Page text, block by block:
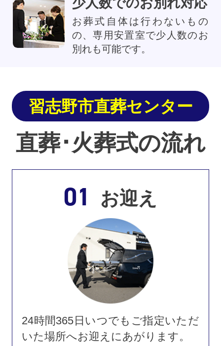
お葬式自体は行わないもの
の、専用安置室で少人数のお
別れも可能です。
習志野市直葬センター
直葬･火葬式の流れ
01 お迎え
24時間365日いつでもご指定いただ
いた場所へお迎えにあがります。